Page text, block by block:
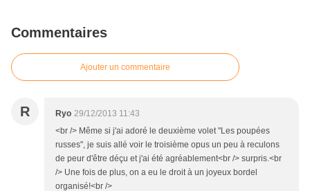
Commentaires
Ajouter un commentaire
R Ryo 29/12/2013 11:43
<br /> Même si j'ai adoré le deuxième volet "Les poupées
russes", je suis allé voir le troisième opus un peu à reculons
de peur d'être déçu et j'ai été agréablement<br /> surpris.<br
/> Une fois de plus, on a eu le droit à un joyeux bordel
organisé!<br />